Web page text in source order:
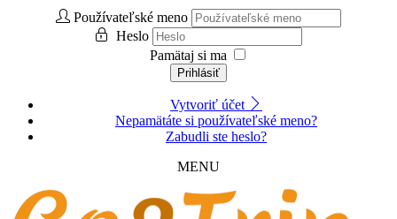
Používateľské meno
Heslo
Pamätaj si ma
Prihlásiť
Vytvoriť účet
Nepamätáte si používateľské meno?
Zabudli ste heslo?
MENU